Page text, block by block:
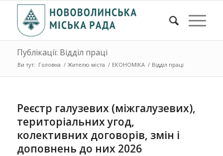
Публікації: Відділ праці
Ви тут: Головна / Жителю міста / ЕКОНОМІКА / Відділ праці
Реєстр галузевих (міжгалузевих),
територіальних угод,
колективних договорів, змін і
доповнень до них 2026